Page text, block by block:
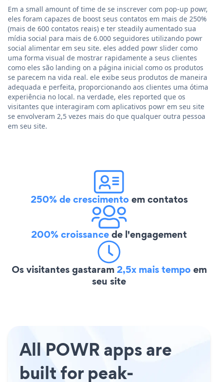
Em a small amount of time de se inscrever com pop-up powr,
eles foram capazes de boost seus contatos em mais de 250%
(mais de 600 contatos reais) e ter steadily aumentado sua
mídia social para mais de 6.000 seguidores utilizando powr
social alimentar em seu site. eles added powr slider como
uma forma visual de mostrar rapidamente a seus clientes
como eles são landing on a página inicial como os produtos
se parecem na vida real. ele exibe seus produtos de maneira
adequada e perfeita, proporcionando aos clientes uma ótima
experiência no local. na verdade, eles reported que os
visitantes que interagiram com aplicativos powr em seu site
se envolveram 2,5 vezes mais do que qualquer outra pessoa
em seu site.
250% de crescimentoem contatos
200% croissancede l'engagement
Os visitantes gastaram2,5x mais tempoem
seu site
All POWR apps are
built for peak-